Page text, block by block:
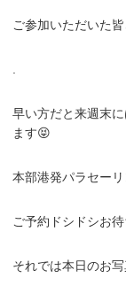
ご参加いただいた
早い方だと来週末
ます😝
本部港発パラセー
ご予約ドシドシお
それでは本日のお